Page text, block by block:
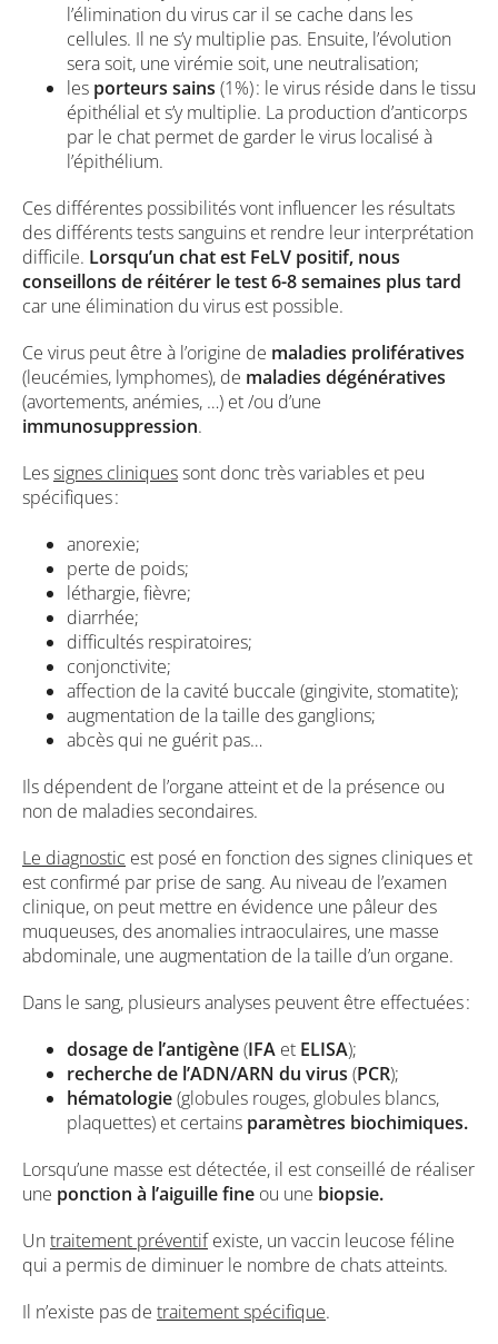
l’élimination du virus car il se cache dans les
cellules. Il ne s’y multiplie pas. Ensuite, l’évolution
sera soit, une virémie soit, une neutralisation;
les porteurs sains (1%) : le virus réside dans le tissu
épithélial et s’y multiplie. La production d’anticorps
par le chat permet de garder le virus localisé à
l’épithélium.
Ces différentes possibilités vont influencer les résultats
des différents tests sanguins et rendre leur interprétation
difficile. Lorsqu’un chat est FeLV positif, nous
conseillons de réitérer le test 6-8 semaines plus tard
car une élimination du virus est possible.
Ce virus peut être à l’origine de maladies prolifératives
(leucémies, lymphomes), de maladies dégénératives
(avortements, anémies, …) et /ou d’une
immunosuppression.
Lessignes cliniquessont donc très variables et peu
spécifiques :
anorexie;
perte de poids;
léthargie, fièvre;
diarrhée;
difficultés respiratoires;
conjonctivite;
affection de la cavité buccale (gingivite, stomatite);
augmentation de la taille des ganglions;
abcès qui ne guérit pas…
Ils dépendent de l’organe atteint et de la présence ou
non de maladies secondaires.
Le diagnostic est posé en fonction des signes cliniques et
est confirmé par prise de sang. Au niveau de l’examen
clinique, on peut mettre en évidence une pâleur des
muqueuses, des anomalies intraoculaires, une masse
abdominale, une augmentation de la taille d’un organe.
Dans le sang, plusieurs analyses peuvent être effectuées :
dosage de l’antigène(IFA et ELISA);
recherche de l’ADN/ARN du virus (PCR);
hématologie(globules rouges, globules blancs,
plaquettes) et certains paramètres biochimiques.
Lorsqu’une masse est détectée, il est conseillé de réaliser
une ponction à l’aiguille fine ou une biopsie.
Untraitement préventifexiste, un vaccin leucose féline
qui a permis de diminuer le nombre de chats atteints.
Il n’existe pas de traitement spécifique.